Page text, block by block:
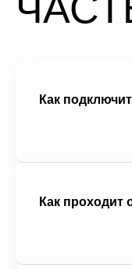
Как
Как проходит